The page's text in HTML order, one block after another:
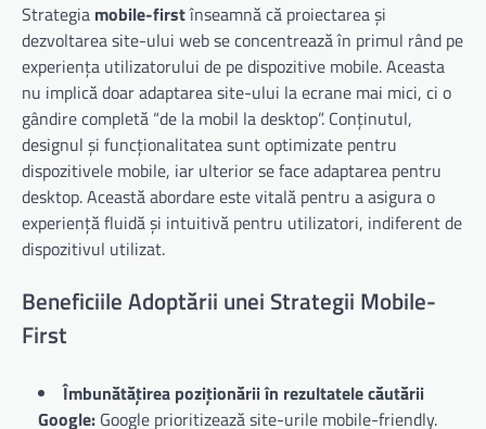
Strategia mobile-firstînseamnă că proiectarea și
dezvoltarea site-ului web se concentrează în primul rând pe
experiența utilizatorului de pe dispozitive mobile. Aceasta
nu implică doar adaptarea site-ului la ecrane mai mici, ci o
gândire completă “de la mobil la desktop”. Conținutul,
designul și funcționalitatea sunt optimizate pentru
dispozitivele mobile, iar ulterior se face adaptarea pentru
desktop. Această abordare este vitală pentru a asigura o
experiență fluidă și intuitivă pentru utilizatori, indiferent de
dispozitivul utilizat.
Beneficiile Adoptării unei Strategii Mobile-
First
Îmbunătățirea poziționării în rezultatele căutării
Google: Google prioritizează site-urile mobile-friendly.